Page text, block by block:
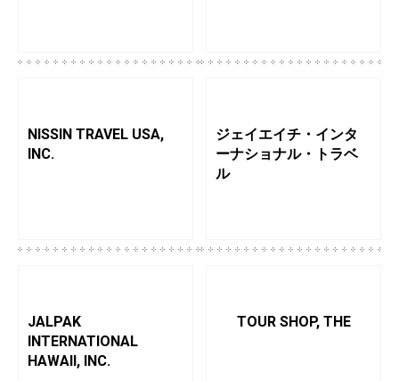
NISSIN TRAVEL USA,
INC.
ジェイエイチ・インタ
ーナショナル・トラベ
ル
JALPAK
INTERNATIONAL
HAWAII, INC.
TOUR SHOP, THE